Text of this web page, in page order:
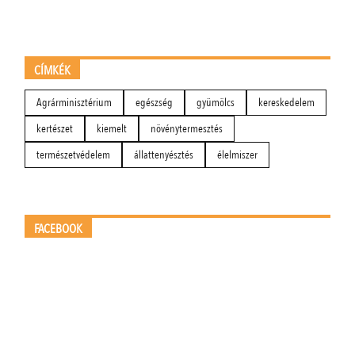
CÍMKÉK
Agrárminisztérium egészség gyümölcs
kereskedelem
kertészet
kiemelt
növénytermesztés
természetvédelem
állattenyésztés élelmiszer
FACEBOOK